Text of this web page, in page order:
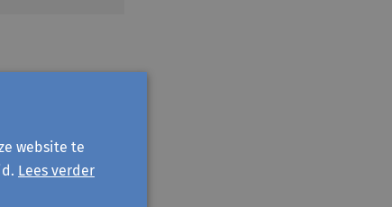
website te
Lees verder